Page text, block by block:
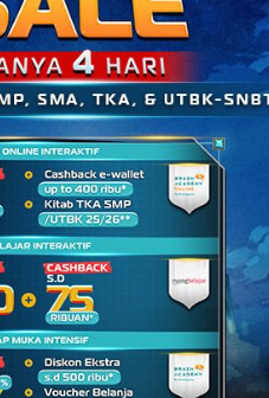
peserta didik pada